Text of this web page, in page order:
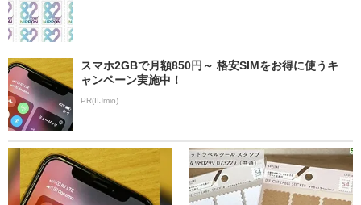
スマホ2GBで月額850円～ 格安SIMをお得に使うキ
ャンペーン実施中！
PR(IIJmio)